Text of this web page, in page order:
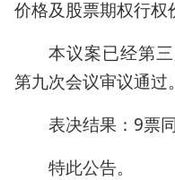
价格及股票期权行权
本议案已经第
第九次会议审议通过。
表决结果：9票
特此公告。